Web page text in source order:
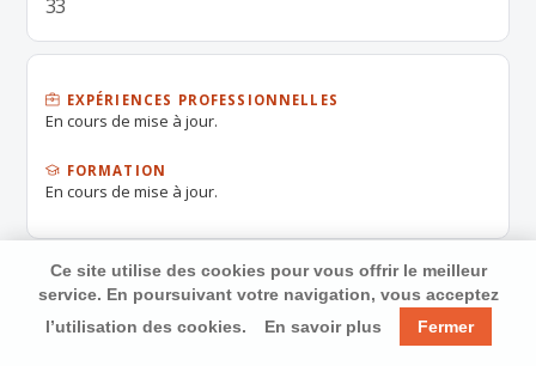
33
EXPÉRIENCES PROFESSIONNELLES
En cours de mise à jour.
FORMATION
En cours de mise à jour.
Ce site utilise des cookies pour vous offrir le meilleur
service. En poursuivant votre navigation, vous acceptez
l’utilisation des cookies.
En savoir plus Fermer